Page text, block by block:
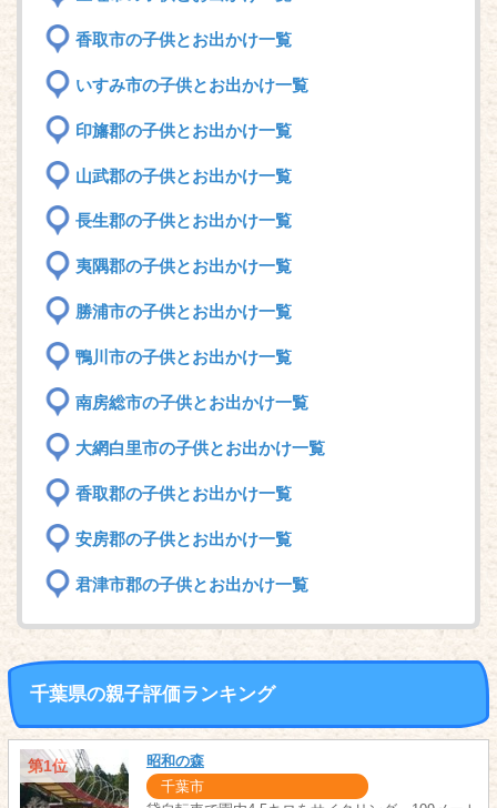
香取市の子供とお出かけ一覧
いすみ市の子供とお出かけ一覧
印旛郡の子供とお出かけ一覧
山武郡の子供とお出かけ一覧
長生郡の子供とお出かけ一覧
夷隅郡の子供とお出かけ一覧
勝浦市の子供とお出かけ一覧
鴨川市の子供とお出かけ一覧
南房総市の子供とお出かけ一覧
大網白里市の子供とお出かけ一覧
香取郡の子供とお出かけ一覧
安房郡の子供とお出かけ一覧
君津市郡の子供とお出かけ一覧
千葉県の親子評価ランキング
第1位 昭和の森
千葉市